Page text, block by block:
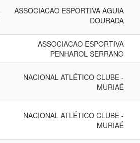
ASSOCIACAO ESPORTIVA AGUIA
DOURADA
ASSOCIACAO ESPORTIVA
PENHAROL SERRANO
NACIONAL ATLÉTICO CLUBE -
MURIAÉ
NACIONAL ATLÉTICO CLUBE -
MURIAÉ